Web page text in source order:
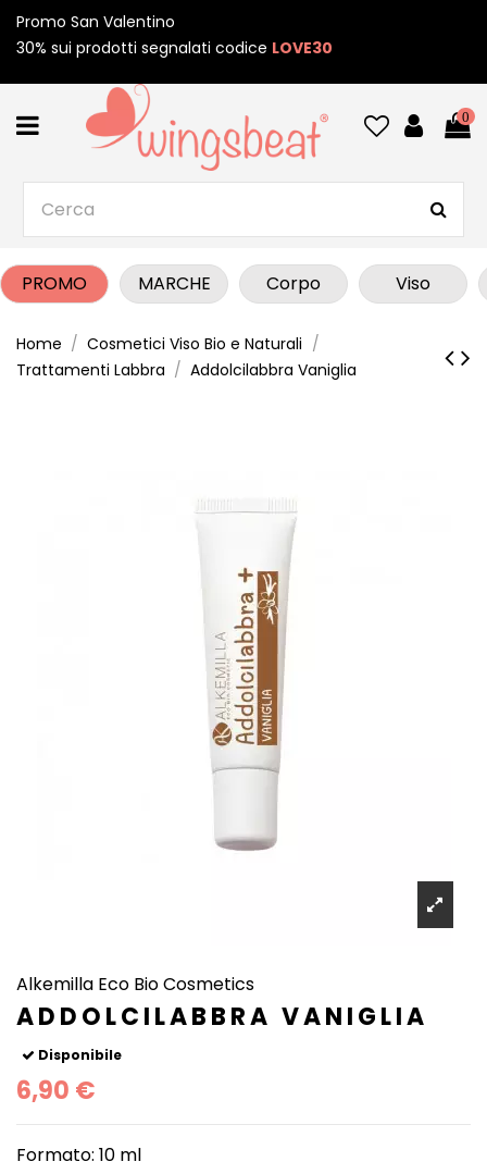
Promo San Valentino
30% sui prodotti segnalati codice LOVE30
0
PROMO MARCHE Corpo Viso
Home
Cosmetici Viso Bio e Naturali
Trattamenti Labbra
Addolcilabbra Vaniglia
Alkemilla Eco Bio Cosmetics
ADDOLCILABBRA VANIGLIA
Disponibile
6,90 €
Formato: 10 ml